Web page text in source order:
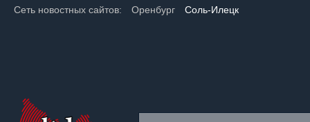
Сеть новостных сайтов: Оренбург Соль-Илецк